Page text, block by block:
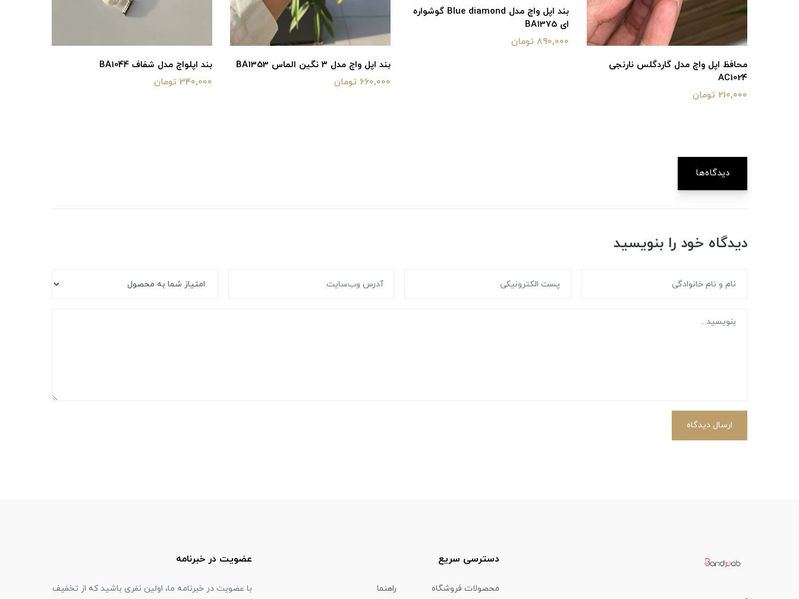
محافظ اپل واچ مدل گاردگلس نارنجی
AC1024
210,000 تومان
بند اپل واچ مدل Blue diamond گوشواره
ای BA1375
890,000 تومان
بند اپل واچ مدل ۳ نگین الماس BA1353
660,000 تومان
بند اپلواچ مدل شفاف BA1044
340,000 تومان
دیدگاه‌ها
دیدگاه خود را بنویسید
ارسال دیدگاه
دسترسی سریع
محصولات فروشگاه راهنما
عضویت در خبرنامه
با عضویت در خبرنامه ما، اولین نفری باشید که از تخفیف